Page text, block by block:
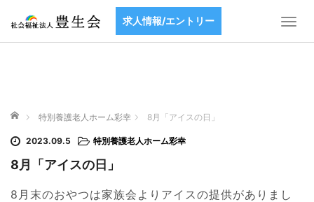
T
o
求人情報/エントリー
ホーム 特別養護老人ホーム彩幸 8月「アイスの日」
2023.09.5 特別養護老人ホーム彩幸
8月「アイスの日」
8月末のおやつは家族会よりアイスの提供がありまし